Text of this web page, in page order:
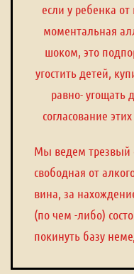
если у ребенка
моментальная
шоком, это
угостить детей,
равно-
согласование
Мы ведем трезвый
свободная от
вина, за
(по чем -либо)
покинуть базу